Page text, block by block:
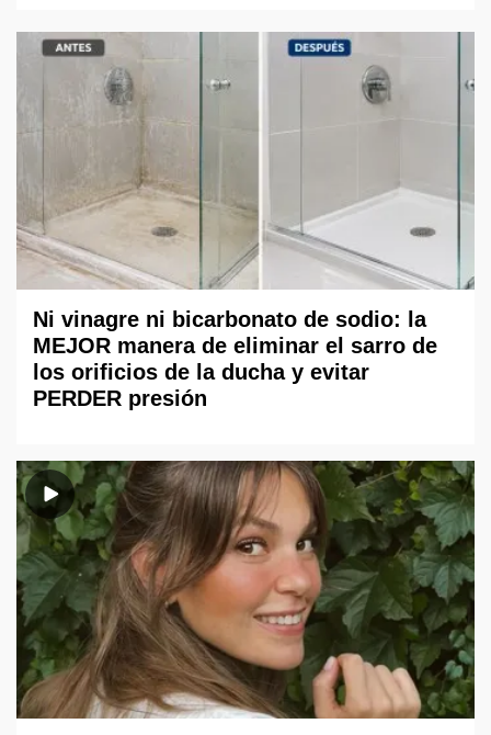
Ni vinagre ni bicarbonato de sodio: la
MEJOR manera de eliminar el sarro de
los orificios de la ducha y evitar
PERDER presión